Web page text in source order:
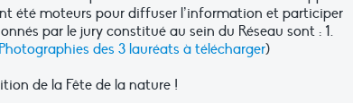
été moteurs pour diffuser l’information et participer
par le jury constitué au sein du Réseau sont : 1.
Photographies des 3 lauréats à télécharger)
de la Fête de la nature !